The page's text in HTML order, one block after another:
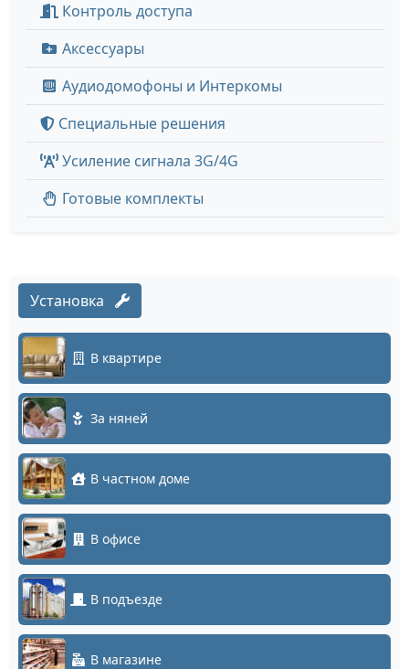
Контроль доступа
Аксессуары
Аудиодомофоны и Интеркомы
Специальные решения
Усиление сигнала 3G/4G
Готовые комплекты
Установка
В квартире
За няней
В частном доме
В офисе
В подъезде
В магазине